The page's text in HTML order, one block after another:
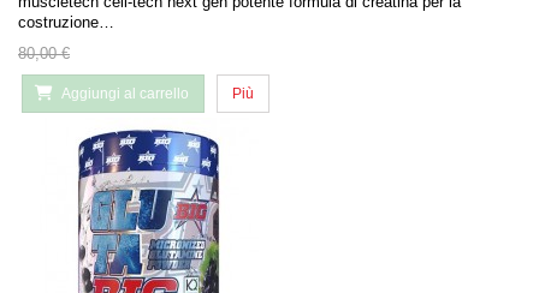
costruzione…
80,00 €
Aggiungi al carrello Più